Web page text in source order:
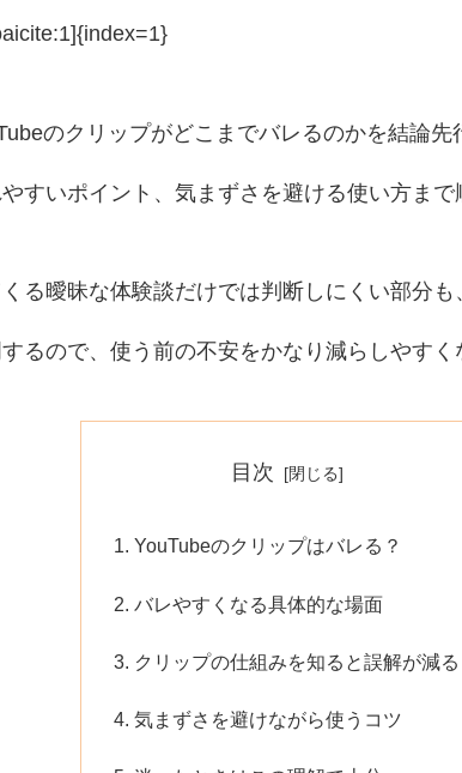
のクリップがどこまでバレるのかを結論
すいポイント、気まずさを避ける使い方まで
る曖昧な体験談だけでは判断しにくい部分
るので、使う前の不安をかなり減らしやすく
目次
YouTubeのクリップはバレる？
バレやすくなる具体的な場面
クリップの仕組みを知ると誤解が減る
気まずさを避けながら使うコツ